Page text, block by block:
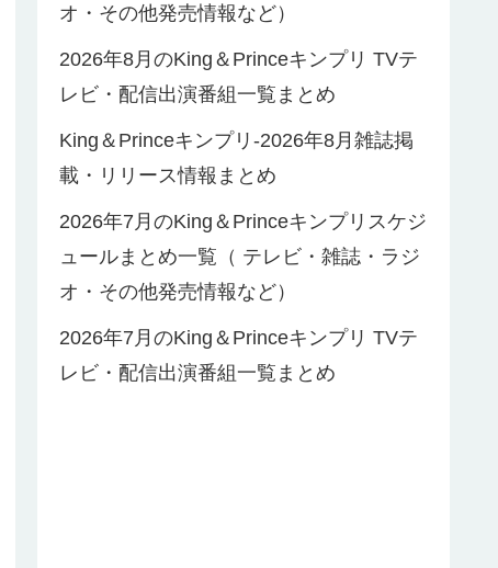
オ・その他発売情報など）
2026年8月のKing＆Princeキンプリ TVテ
レビ・配信出演番組一覧まとめ
King＆Princeキンプリ-2026年8月雑誌掲
載・リリース情報まとめ
2026年7月のKing＆Princeキンプリスケジ
ュールまとめ一覧（ テレビ・雑誌・ラジ
オ・その他発売情報など）
2026年7月のKing＆Princeキンプリ TVテ
レビ・配信出演番組一覧まとめ